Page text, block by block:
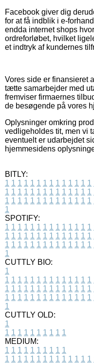
Facebook giver dig
for at få indblik i e-
endda internet shops
ordreforløbet, hvilket
et indtryk af kundernes
Vores side er finansieret
tætte samarbejder med
fremviser firmaernes
de besøgende på vores
Oplysninger omkring
vedligeholdes tit, men vi
eventuelt er udarbejdet
hjemmesidens
BITLY:
1 1 1 1 1 1 1 1 1 1 1 1 1 1
1 1 1 1 1 1 1 1 1 1 1 1 1 1
1 1 1 1 1 1 1 1 1 1 1 1 1 1
1
SPOTIFY:
1 1 1 1 1 1 1 1 1 1 1 1 1 1
1 1 1 1 1 1 1 1 1 1 1 1 1 1
1 1 1 1 1 1 1 1 1 1 1 1 1 1
1
CUTTLY BIO:
1
1 1 1 1 1 1 1 1 1 1 1 1 1 1
1 1 1 1 1 1 1 1 1 1 1 1 1 1
1 1 1 1 1 1 1 1 1 1 1 1 1 1
1
CUTTLY OLD:
1
1 1 1 1 1 1 1 1 1 1
MEDIUM:
1 1 1 1 1 1 1 1 1 1
1 1 1 1 1 1 1 1 1 1 1 1 1 1